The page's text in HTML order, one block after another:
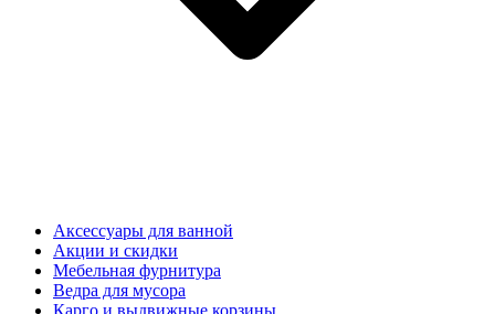
Аксессуары для ванной
Акции и скидки
Мебельная фурнитура
Ведра для мусора
Карго и выдвижные корзины